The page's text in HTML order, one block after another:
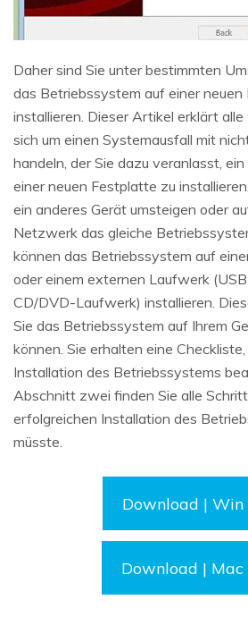
Daher sind Sie unter bestimmten
das Betriebssystem auf einer
installieren. Dieser Artikel erklärt
sich um einen Systemausfall mit
handeln, der Sie dazu veranlasst,
einer neuen Festplatte zu
ein anderes Gerät umsteigen oder
Netzwerk das gleiche
können das Betriebssystem auf
oder einem externen Laufwerk
CD/DVD-Laufwerk) installieren.
Sie das Betriebssystem auf Ihrem
können. Sie erhalten eine
Installation des Betriebssystems
Abschnitt zwei finden Sie alle
erfolgreichen Installation des
müsste.
Download | Win
Download | Mac